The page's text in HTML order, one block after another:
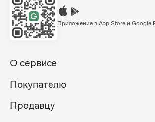
Приложение в App Store и Google
О сервисе
Покупателю
Продавцу